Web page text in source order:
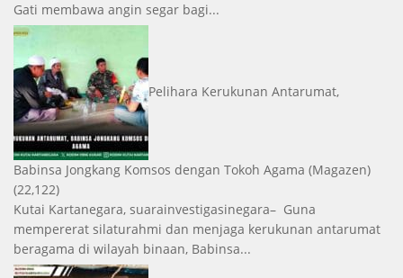
Gati membawa angin segar bagi...
Pelihara Kerukunan Antarumat,
Babinsa Jongkang Komsos dengan Tokoh Agama (Magazen)
(22,122)
Kutai Kartanegara, suarainvestigasinegara– Guna
mempererat silaturahmi dan menjaga kerukunan antarumat
beragama di wilayah binaan, Babinsa...